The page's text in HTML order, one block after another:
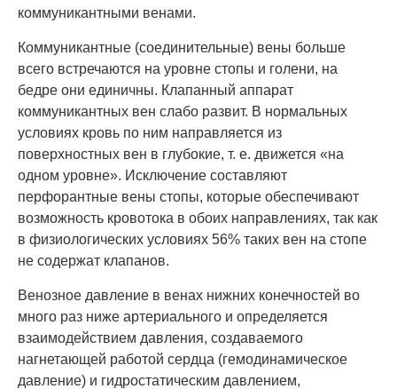
коммуникантными венами.
Коммуникантные (соединительные) вены больше
всего встречаются на уровне стопы и голени, на
бедре они единичны. Клапанный аппарат
коммуникантных вен слабо развит. В нормальных
условиях кровь по ним направляется из
поверхностных вен в глубокие, т. е. движется «на
одном уровне». Исключение составляют
перфорантные вены стопы, которые обеспечивают
возможность кровотока в обоих направлениях, так как
в физиологических условиях 56% таких вен на стопе
не содержат клапанов.
Венозное давление в венах нижних конечностей во
много раз ниже артериального и определяется
взаимодействием давления, создаваемого
нагнетающей работой сердца (гемодинамическое
давление) и гидростатическим давлением,